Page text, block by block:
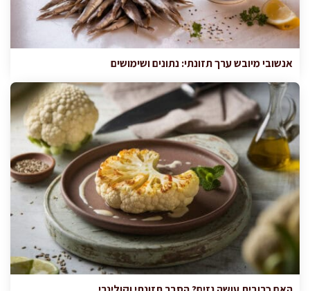
אנשובי מיובש ערך תזונתי: נתונים ושימושים